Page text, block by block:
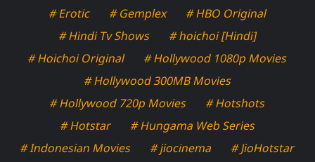
# Erotic
# Gemplex
# HBO Original
# Hindi Tv Shows
# hoichoi [Hindi]
# Hoichoi Original
# Hollywood 1080p Movies
# Hollywood 300MB Movies
# Hollywood 720p Movies
# Hotshots
# Hotstar
# Hungama Web Series
# Indonesian Movies
# jiocinema
# JioHotstar